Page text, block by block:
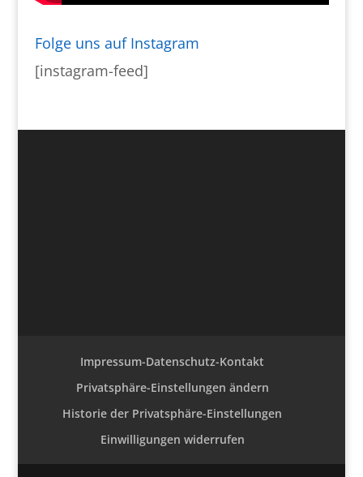
Folge uns auf Instagram
[instagram-feed]
Impressum-Datenschutz-Kontakt
Privatsphäre-Einstellungen ändern
Historie der Privatsphäre-Einstellungen
Einwilligungen widerrufen